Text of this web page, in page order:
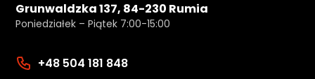
Grunwaldzka 137, 84-230 Rumia
Poniedziałek – Piątek 7:00-15:00
+48 504 181 848